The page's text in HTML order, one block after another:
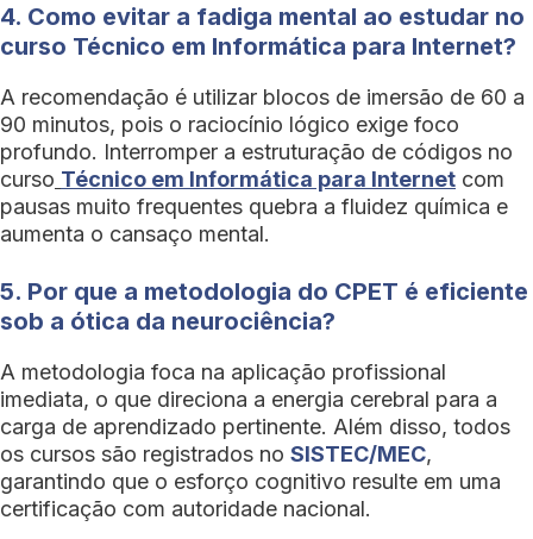
4. Como evitar a fadiga mental ao estudar no
curso Técnico em Informática para Internet?
A recomendação é utilizar blocos de imersão de 60 a
90 minutos, pois o raciocínio lógico exige foco
profundo. Interromper a estruturação de códigos no
curso Técnico em Informática para Internet com
pausas muito frequentes quebra a fluidez química e
aumenta o cansaço mental.
5. Por que a metodologia do CPET é eficiente
sob a ótica da neurociência?
A metodologia foca na aplicação profissional
imediata, o que direciona a energia cerebral para a
carga de aprendizado pertinente. Além disso, todos
os cursos são registrados no SISTEC/MEC,
garantindo que o esforço cognitivo resulte em uma
certificação com autoridade nacional.